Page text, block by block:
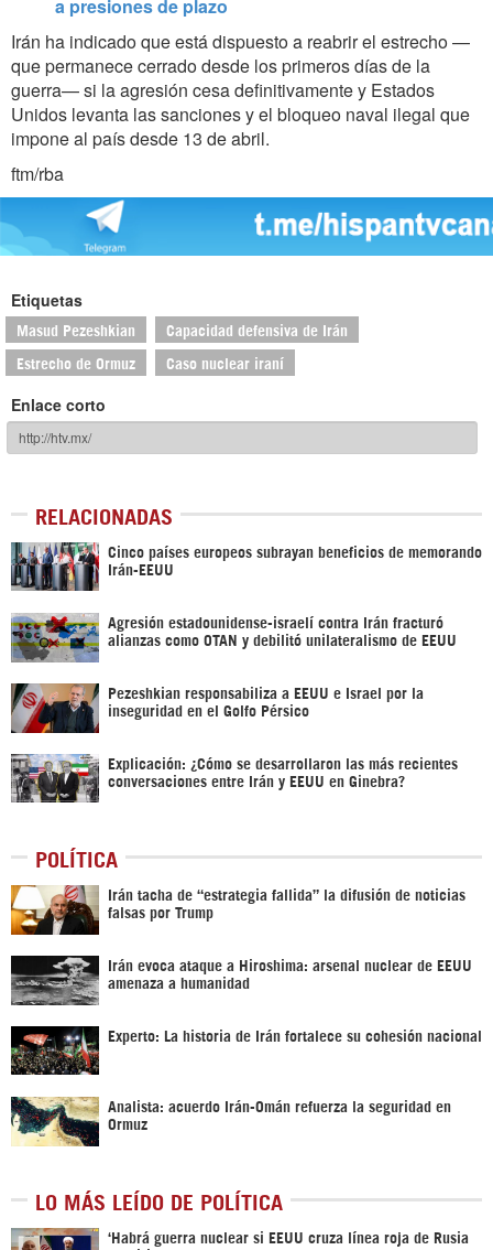
a presiones de plazo
Irán ha indicado que está dispuesto a reabrir el estrecho —
que permanece cerrado desde los primeros días de la
guerra— si la agresión cesa definitivamente y Estados
Unidos levanta las sanciones y el bloqueo naval ilegal que
impone al país desde 13 de abril.
ftm/rba
Etiquetas
Masud Pezeshkian Capacidad defensiva de Irán
Estrecho de Ormuz Caso nuclear iraní
Enlace corto
RELACIONADAS
Cinco países europeos subrayan beneficios de memorando
Irán-EEUU
Agresión estadounidense-israelí contra Irán fracturó
alianzas como OTAN y debilitó unilateralismo de EEUU
Pezeshkian responsabiliza a EEUU e Israel por la
inseguridad en el Golfo Pérsico
Explicación: ¿Cómo se desarrollaron las más recientes
conversaciones entre Irán y EEUU en Ginebra?
POLÍTICA
Irán tacha de “estrategia fallida” la difusión de noticias
falsas por Trump
Irán evoca ataque a Hiroshima: arsenal nuclear de EEUU
amenaza a humanidad
Experto: La historia de Irán fortalece su cohesión nacional
Analista: acuerdo Irán-Omán refuerza la seguridad en
Ormuz
LO MÁS LEÍDO DE POLÍTICA
‎‘Habrá guerra nuclear si EEUU cruza línea roja de Rusia